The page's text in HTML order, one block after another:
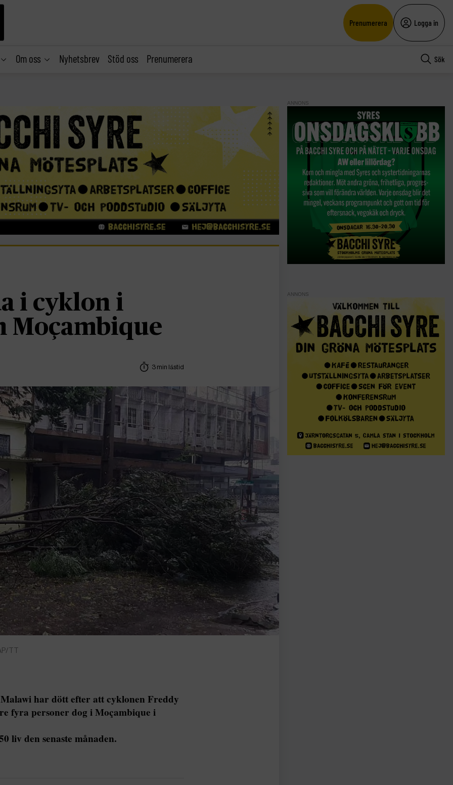
Prenumerera Logga in
Om oss Nyhetsbrev Stöd oss Prenumerera Sök
i cyklon i
Moçambique
3 min lästid
TT
har dött efter att cyklonen Freddy
fyra personer dog i Moçambique i
liv den senaste månaden.
ANNONS
ANNONS